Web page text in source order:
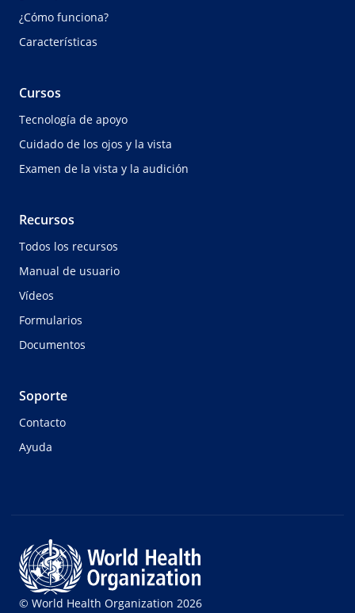
¿Cómo funciona?
Características
Cursos
Tecnología de apoyo
Cuidado de los ojos y la vista
Examen de la vista y la audición
Recursos
Todos los recursos
Manual de usuario
Vídeos
Formularios
Documentos
Soporte
Contacto
Ayuda
© World Health Organization 2026